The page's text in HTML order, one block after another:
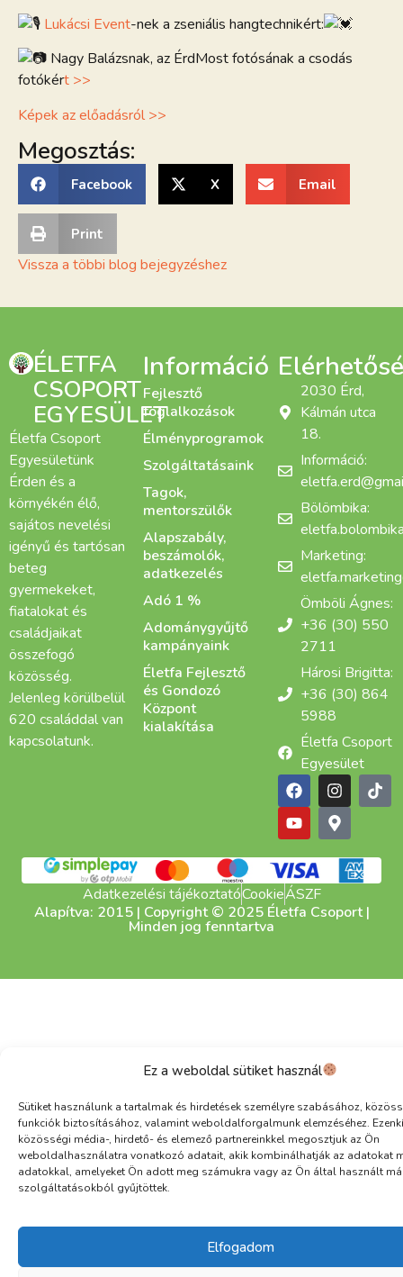
Ez a weboldal sütiket használ
Sütiket használunk a tartalmak és hirdetések személyre szabásához,
funkciók biztosításához, valamint weboldalforgalmunk elemzéséhez.
közösségi média-, hirdető- és elemező partnereinkkel megosztjuk az Ön
weboldalhasználatra vonatkozó adatait, akik kombinálhatják az adatokat
adatokkal, amelyeket Ön adott meg számukra vagy az Ön által használt
szolgáltatásokból gyűjtöttek.
Elfogadom
Lukácsi Event-nek a zseniális hangtechnikért:
Nagy Balázsnak, az ÉrdMost fotósának a csodás
fotókért >>
Képek az előadásról >>
Megosztás:
Facebook X Email
Print
Vissza a többi blog bejegyzéshez
ÉLETFA
CSOPORT
EGYESÜLET
Életfa Csoport
Egyesületünk
Érden és a
környékén élő,
sajátos nevelési
igényű és tartósan
beteg
gyermekeket,
fiatalokat és
családjaikat
összefogó
közösség.
Jelenleg körülbelül
620 családdal van
kapcsolatunk.
Információ
Fejlesztő
foglalkozások
Élményprogramok
Szolgáltatásaink
Tagok,
mentorszülők
Alapszabály,
beszámolók,
adatkezelés
Adó 1 %
Adománygyűjtő
kampányaink
Életfa Fejlesztő
és Gondozó
Központ
kialakítása
2030 Érd,
Kálmán utca
18.
Információ:
Bölömbika:
Marketing:
Ömböli Ágnes:
+36 (30) 550
2711
Hárosi Brigitta:
+36 (30) 864
5988
Életfa Csoport
Egyesület
Adatkezelési tájékoztatóCookieÁSZF
Alapítva: 2015 | Copyright © 2025 Életfa Csoport |
Minden jog fenntartva